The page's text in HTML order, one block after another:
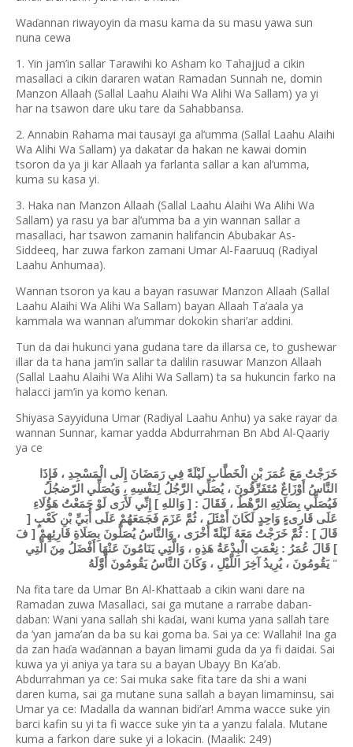
Waɗannan riwayoyin da masu kama da su masu yawa sun
nuna cewa
1. Yin jam’in sallar Tarawihi ko Asham ko Tahajjud a cikin
masallaci a cikin dararen watan Ramadan Sunnah ne, domin
Manzon Allaah (Sallal Laahu Alaihi Wa Alihi Wa Sallam) ya yi
har na tsawon dare uku tare da Sahabbansa.
2. Annabin Rahama mai tausayi ga al’umma (Sallal Laahu Alaihi
Wa Alihi Wa Sallam) ya dakatar da hakan ne kawai domin
tsoron da ya ji kar Allaah ya farlanta sallar a kan al’umma,
kuma su kasa yi.
3. Haka nan Manzon Allaah (Sallal Laahu Alaihi Wa Alihi Wa
Sallam) ya rasu ya bar al’umma ba a yin wannan sallar a
masallaci, har tsawon zamanin halifancin Abubakar As-
Siddeeq, har zuwa farkon zamani Umar Al-Faaruuq (Radiyal
Laahu Anhumaa).
Wannan tsoron ya kau a bayan rasuwar Manzon Allaah (Sallal
Laahu Alaihi Wa Alihi Wa Sallam) bayan Allaah Ta’aala ya
kammala wa wannan al’ummar dokokin shari’ar addini.
Tun da dai hukunci yana gudana tare da illarsa ce, to gushewar
illar da ta hana jam’in sallar ta dalilin rasuwar Manzon Allaah
(Sallal Laahu Alaihi Wa Alihi Wa Sallam) ta sa hukuncin farko na
halacci jam’in ya komo kenan.
Shiyasa Sayyiduna Umar (Radiyal Laahu Anhu) ya sake rayar da
wannan Sunnar, kamar yadda Abdurrahman Bn Abd Al-Qaariy
ya ce
خَرَجْتُ مَعَ عُمَرَ بْنِ الْخَطَّابِ لَيْلَةً فِي رَمَضَانَ إِلَى الْمَسْجِدِ ، فَإِذَا
النَّاسُ أَوْزَاعٌ مُتَفَرِّقُونَ ، يُصَلِّي الرَّجُلُ لِنَفْسِهِ ، وَيُصَلِّي الرّضجُلُ
فَيُصَلِّي بِصَلَاتِهِ الرَّهْطُ ، فَقَالَ : [ وَاللهِ ] إِنِّي لَأَرَى لَوْ جَمَعْتُ هَؤُلَاءِ
عَلَى قَارِىءٍ وَاحِدٍ لَكَانَ أَمْثَلَ ، ثُمَّ عَزَمَ فَجَمَعَهُمْ عَلَى أُبَيِّ بْنِ كَعْبٍ [
قَالَ ] : ثُمَّ خَرَجْتُ مَعَهُ لَيْلَةً أُخْرَى ، وَالنَّاسُ يُصَلُّونَ بِصَلَاةِ قَارِئِهِمْ [ فَ
] قَالَ عُمَرُ : نِعْمَتِ الْبِدْعَةُ هَذِهِ ، وَالَّتِي يَنَامُونَ عَنْهَا أَفْضَلُ مِنَ الَّتِي
يَقُومُونَ ، يُرِيدُ آخِرَ اللَّيْلِ ، وَكَانَ النَّاسُ يَقُومُونَ أَوَّلَهُ"
Na fita tare da Umar Bn Al-Khattaab a cikin wani dare na
Ramadan zuwa Masallaci, sai ga mutane a rarrabe daban-
daban: Wani yana sallah shi kaɗai, wani kuma yana sallah tare
da ’yan jama’an da ba su kai goma ba. Sai ya ce: Wallahi! Ina ga
da zan haɗa waɗannan a bayan limami guda da ya fi daidai. Sai
kuwa ya yi aniya ya tara su a bayan Ubayy Bn Ka’ab.
Abdurrahman ya ce: Sai muka sake fita tare da shi a wani
daren kuma, sai ga mutane suna sallah a bayan limaminsu, sai
Umar ya ce: Madalla da wannan bidi’ar! Amma wacce suke yin
barci kafin su yi ta fi wacce suke yin ta a yanzu falala. Mutane
kuma a farkon dare suke yi a lokacin. (Maalik: 249)